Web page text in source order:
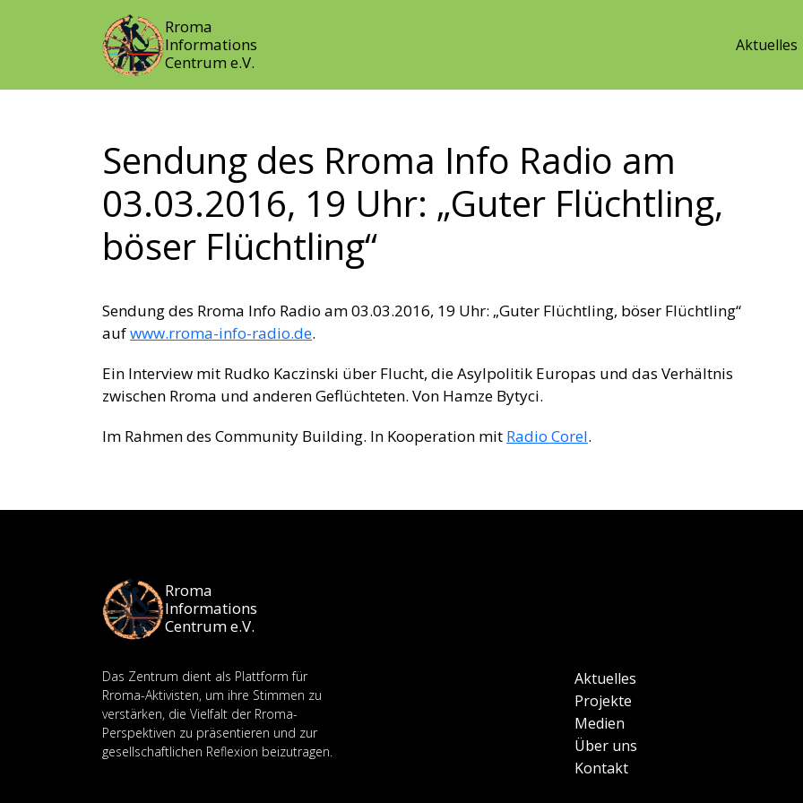
Rroma
Informations
Centrum e.V.
Aktuelles
Sendung des Rroma Info Radio am
03.03.2016, 19 Uhr: „Guter Flüchtling,
böser Flüchtling“
Sendung des Rroma Info Radio am 03.03.2016, 19 Uhr: „Guter Flüchtling, böser Flüchtling“
aufwww.rroma-info-radio.de.
Ein Interview mit Rudko Kaczinski über Flucht, die Asylpolitik Europas und das Verhältnis
zwischen Rroma und anderen Geflüchteten. Von Hamze Bytyci.
Im Rahmen des Community Building. In Kooperation mit Radio Corel.
Rroma
Informations
Centrum e.V.
Das Zentrum dient als Plattform für
Rroma-Aktivisten, um ihre Stimmen zu
verstärken, die Vielfalt der Rroma-
Perspektiven zu präsentieren und zur
gesellschaftlichen Reflexion beizutragen.
Aktuelles
Projekte
Medien
Über uns
Kontakt